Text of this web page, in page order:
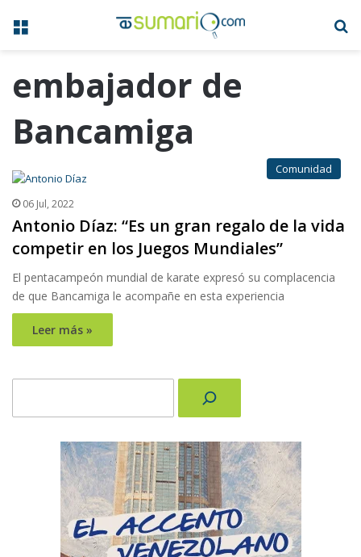
Menú
embajador de
Bancamiga
Comunidad
06 Jul, 2022
Antonio Díaz: “Es un gran regalo de la vida
competir en los Juegos Mundiales”
El pentacampeón mundial de karate expresó su complacencia
de que Bancamiga le acompañe en esta experiencia
Leer más »